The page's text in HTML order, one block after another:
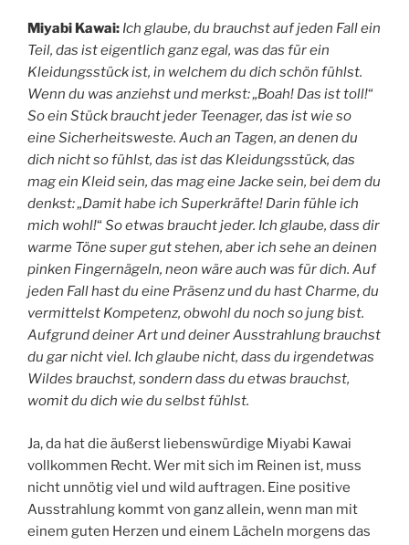
Miyabi Kawai: Ich glaube, du brauchst auf jeden Fall ein
Teil, das ist eigentlich ganz egal, was das für ein
Kleidungsstück ist, in welchem du dich schön fühlst.
Wenn du was anziehst und merkst: „Boah! Das ist toll!“
So ein Stück braucht jeder Teenager, das ist wie so
eine Sicherheitsweste. Auch an Tagen, an denen du
dich nicht so fühlst, das ist das Kleidungsstück, das
mag ein Kleid sein, das mag eine Jacke sein, bei dem du
denkst: „Damit habe ich Superkräfte! Darin fühle ich
mich wohl!“ So etwas braucht jeder. Ich glaube, dass dir
warme Töne super gut stehen, aber ich sehe an deinen
pinken Fingernägeln, neon wäre auch was für dich. Auf
jeden Fall hast du eine Präsenz und du hast Charme, du
vermittelst Kompetenz, obwohl du noch so jung bist.
Aufgrund deiner Art und deiner Ausstrahlung brauchst
du gar nicht viel. Ich glaube nicht, dass du irgendetwas
Wildes brauchst, sondern dass du etwas brauchst,
womit du dich wie du selbst fühlst.
Ja, da hat die äußerst liebenswürdige Miyabi Kawai
vollkommen Recht. Wer mit sich im Reinen ist, muss
nicht unnötig viel und wild auftragen. Eine positive
Ausstrahlung kommt von ganz allein, wenn man mit
einem guten Herzen und einem Lächeln morgens das